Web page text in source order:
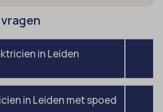
in Leiden
in Leiden met spoed